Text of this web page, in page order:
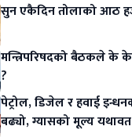
सुन एकैदिन तोलाको आठ
मन्त्रिपरिषदको बैठकले के के
?
पेट्रोल, डिजेल र हवाई
बढ्यो, ग्यासको मूल्य यथावत